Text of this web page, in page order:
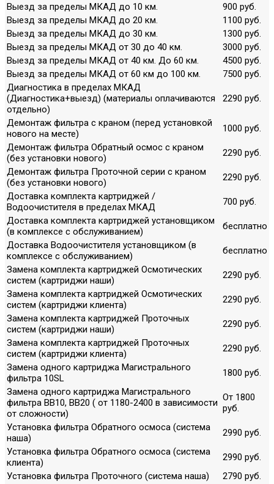
Выезд за пределы МКАД до 10 км.
900 руб.
Выезд за пределы МКАД до 20 км.
1100 руб.
Выезд за пределы МКАД до 30 км.
1300 руб.
Выезд за пределы МКАД от 30 до 40 км.
3000 руб.
Выезд за пределы МКАД от 40 км. До 60 км.
4500 руб.
Выезд за пределы МКАД от 60 км до 100 км.
7500 руб.
Диагностика в пределах МКАД
(Диагностика+выезд) (материалы оплачиваются
отдельно)
2290 руб.
Демонтаж фильтра с краном (перед установкой
нового на месте)
1000 руб.
Демонтаж фильтра Обратный осмос с краном
(без установки нового)
2290 руб.
Демонтаж фильтра Проточной серии с краном
(без установки нового)
2290 руб.
Доставка комплекта картриджей /
Водоочистителя в пределах МКАД
700 руб.
Доставка комплекта картриджей установщиком
(в комплексе с обслуживанием)
бесплатно
Доставка Водоочистителя установщиком (в
комплексе с обслуживанием)
бесплатно
Замена комплекта картриджей Осмотических
систем (картриджи наши)
2290 руб.
Замена комплекта картриджей Осмотических
систем (картриджи клиента)
2290 руб.
Замена комплекта картриджей Проточных
систем (картриджи наши)
2290 руб.
Замена комплекта картриджей Проточных
систем (картриджи клиента)
2290 руб.
Замена одного картриджа Магистрального
фильтра 10SL
1800 руб.
Замена одного картриджа Магистрального
фильтра ВВ10, ВВ20 ( от 1180-2400 в зависимости
от сложности)
От 1800
руб.
Установка фильтра Обратного осмоса (система
наша)
2990 руб.
Установка фильтра Обратного осмоса (система
клиента)
2990 руб.
Установка фильтра Проточного (система наша)
2790 руб.